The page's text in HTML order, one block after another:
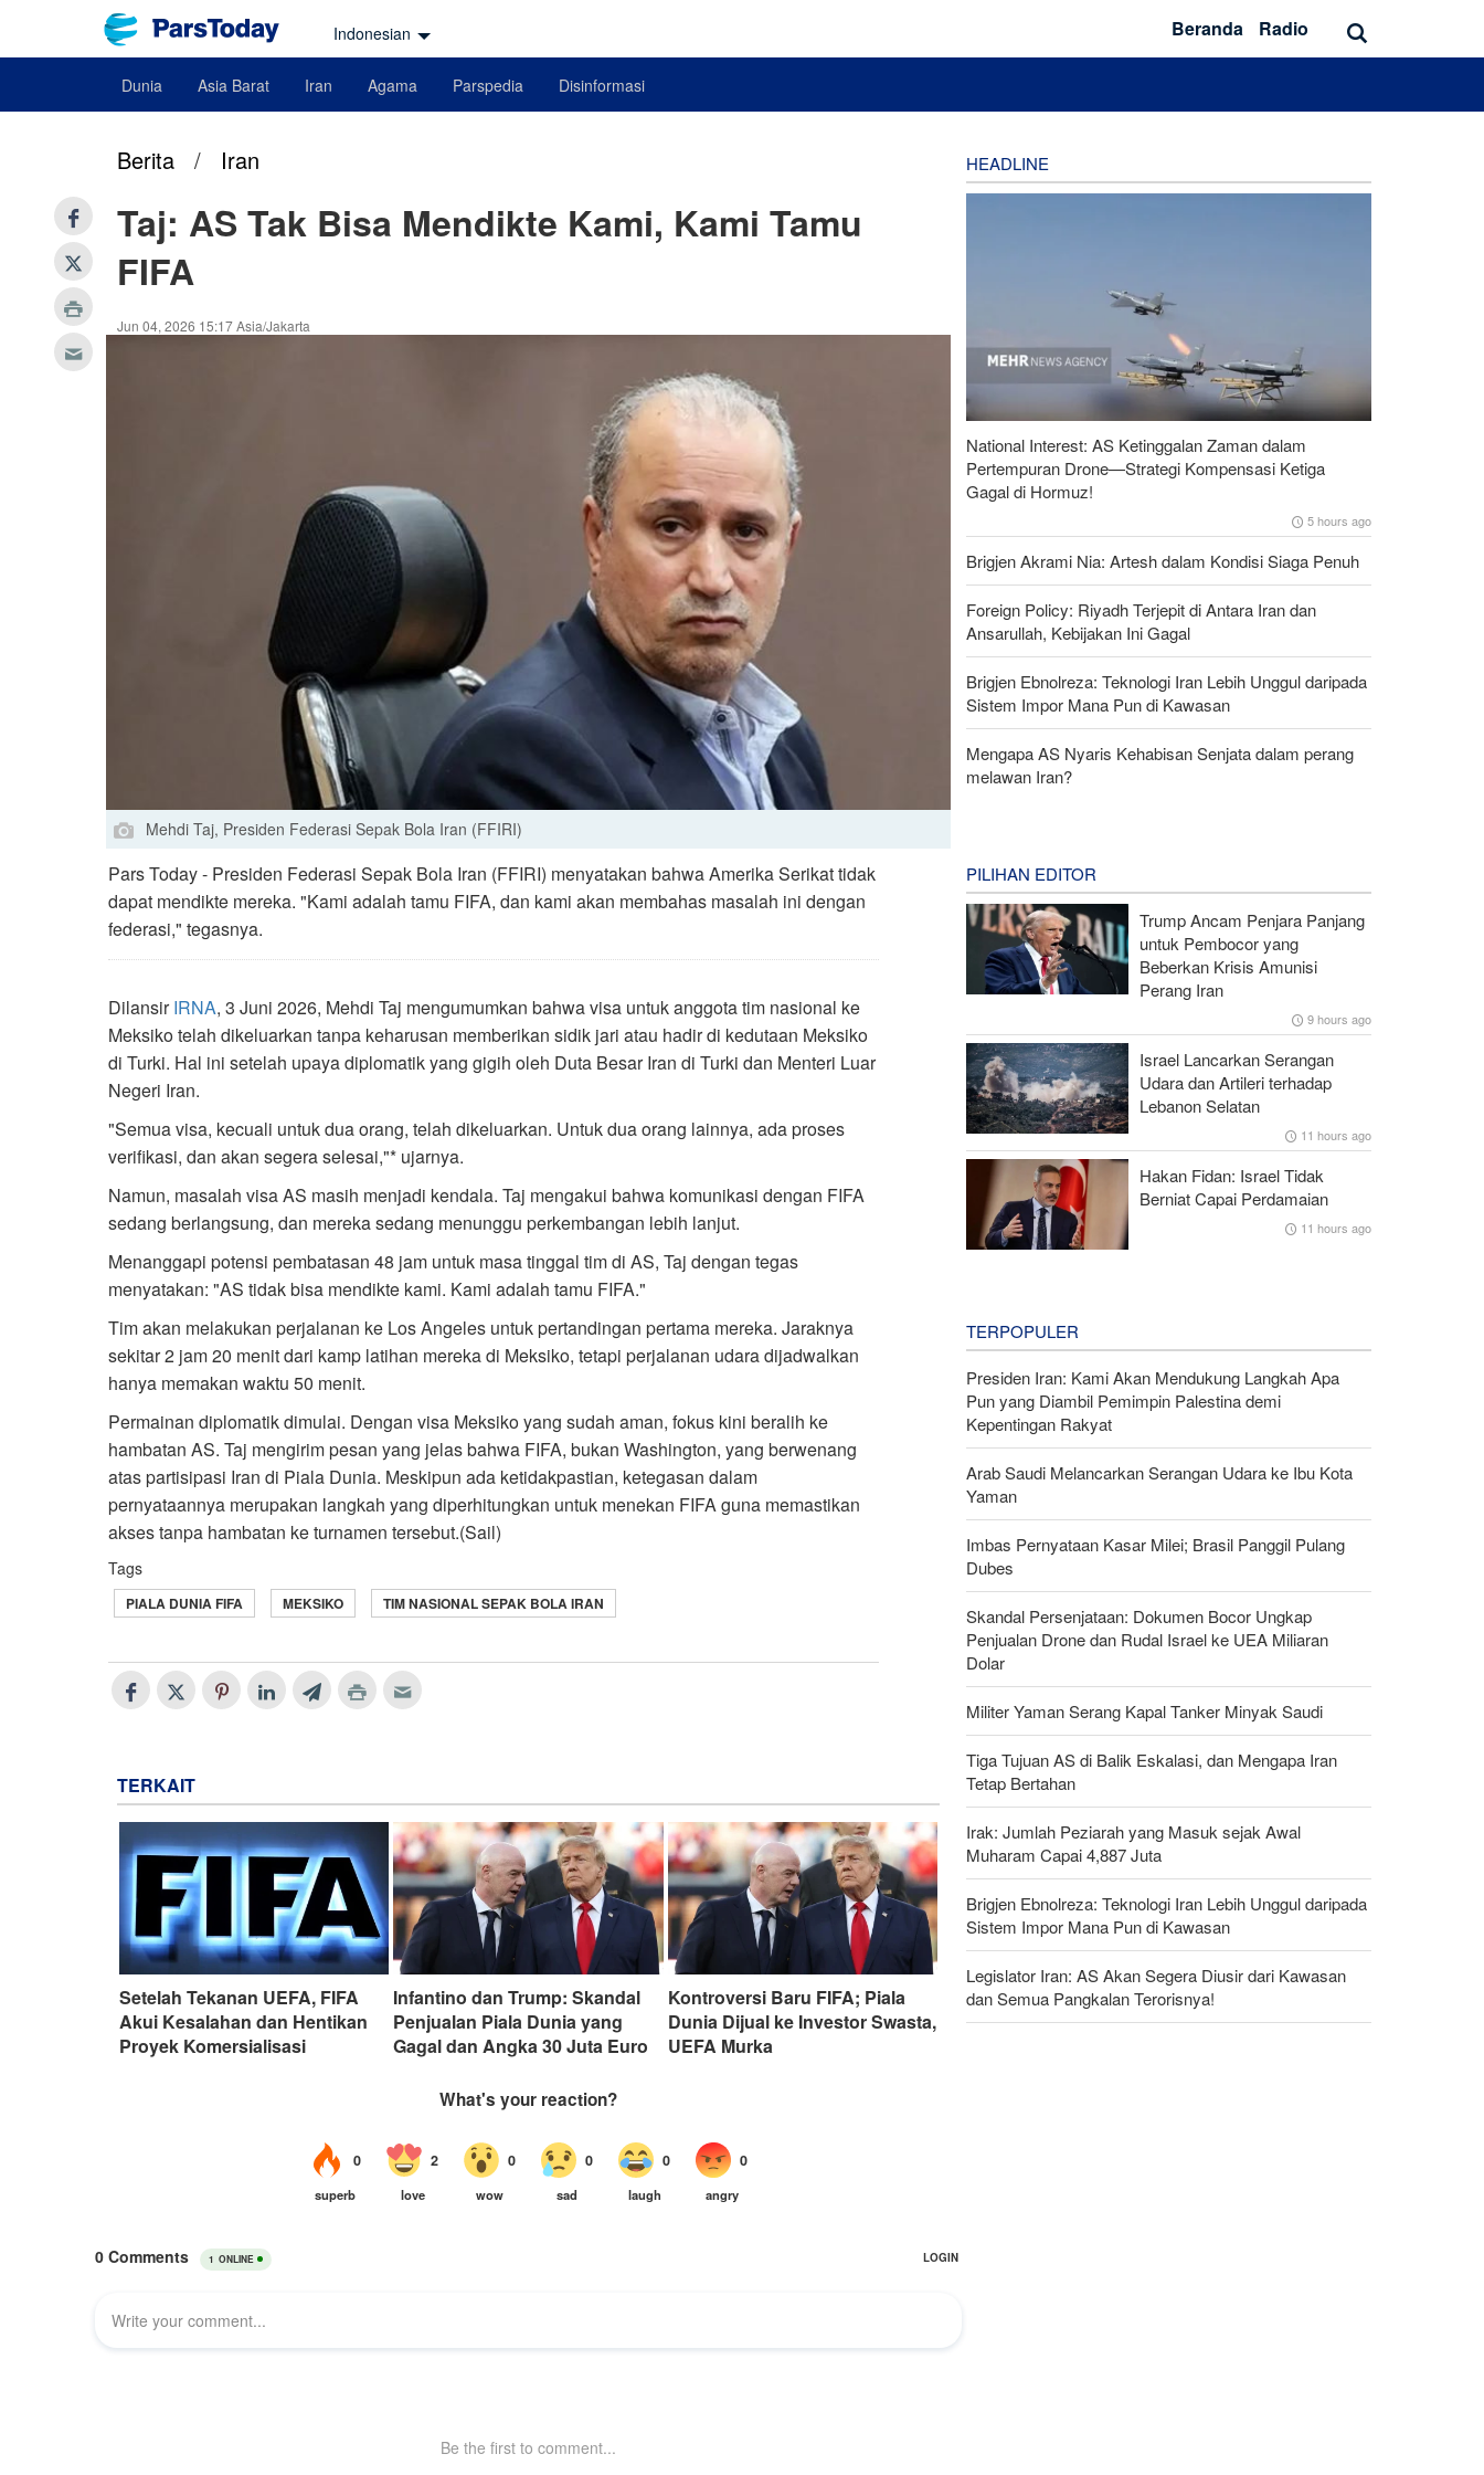
Indonesian Beranda Radio
Dunia Asia Barat Iran Agama Parspedia Disinformasi
Berita / Iran
Taj: AS Tak Bisa Mendikte Kami, Kami Tamu
FIFA
Jun 04, 2026 15:17 Asia/Jakarta
Mehdi Taj, Presiden Federasi Sepak Bola Iran (FFIRI)
Pars Today - Presiden Federasi Sepak Bola Iran (FFIRI) menyatakan bahwa Amerika Serikat tidak
dapat mendikte mereka. "Kami adalah tamu FIFA, dan kami akan membahas masalah ini dengan
federasi," tegasnya.
DilansirIRNA, 3 Juni 2026, Mehdi Taj mengumumkan bahwa visa untuk anggota tim nasional ke
Meksiko telah dikeluarkan tanpa keharusan memberikan sidik jari atau hadir di kedutaan Meksiko
di Turki. Hal ini setelah upaya diplomatik yang gigih oleh Duta Besar Iran di Turki dan Menteri Luar
Negeri Iran.
"Semua visa, kecuali untuk dua orang, telah dikeluarkan. Untuk dua orang lainnya, ada proses
verifikasi, dan akan segera selesai,"* ujarnya.
Namun, masalah visa AS masih menjadi kendala. Taj mengakui bahwa komunikasi dengan FIFA
sedang berlangsung, dan mereka sedang menunggu perkembangan lebih lanjut.
Menanggapi potensi pembatasan 48 jam untuk masa tinggal tim di AS, Taj dengan tegas
menyatakan: "AS tidak bisa mendikte kami. Kami adalah tamu FIFA."
Tim akan melakukan perjalanan ke Los Angeles untuk pertandingan pertama mereka. Jaraknya
sekitar 2 jam 20 menit dari kamp latihan mereka di Meksiko, tetapi perjalanan udara dijadwalkan
hanya memakan waktu 50 menit.
Permainan diplomatik dimulai. Dengan visa Meksiko yang sudah aman, fokus kini beralih ke
hambatan AS. Taj mengirim pesan yang jelas bahwa FIFA, bukan Washington, yang berwenang
atas partisipasi Iran di Piala Dunia. Meskipun ada ketidakpastian, ketegasan dalam
pernyataannya merupakan langkah yang diperhitungkan untuk menekan FIFA guna memastikan
akses tanpa hambatan ke turnamen tersebut.(Sail)
Tags
PIALA DUNIA FIFA MEKSIKO TIM NASIONAL SEPAK BOLA IRAN
TERKAIT
Setelah Tekanan UEFA, FIFA
Akui Kesalahan dan Hentikan
Proyek Komersialisasi
Infantino dan Trump: Skandal
Penjualan Piala Dunia yang
Gagal dan Angka 30 Juta Euro
Kontroversi Baru FIFA; Piala
Dunia Dijual ke Investor Swasta,
UEFA Murka
HEADLINE
National Interest: AS Ketinggalan Zaman dalam
Pertempuran Drone—Strategi Kompensasi Ketiga
Gagal di Hormuz!
5 hours ago
Brigjen Akrami Nia: Artesh dalam Kondisi Siaga Penuh
Foreign Policy: Riyadh Terjepit di Antara Iran dan
Ansarullah, Kebijakan Ini Gagal
Brigjen Ebnolreza: Teknologi Iran Lebih Unggul daripada
Sistem Impor Mana Pun di Kawasan
Mengapa AS Nyaris Kehabisan Senjata dalam perang
melawan Iran?
PILIHAN EDITOR
Trump Ancam Penjara Panjang
untuk Pembocor yang
Beberkan Krisis Amunisi
Perang Iran
9 hours ago
Israel Lancarkan Serangan
Udara dan Artileri terhadap
Lebanon Selatan
11 hours ago
Hakan Fidan: Israel Tidak
Berniat Capai Perdamaian
11 hours ago
TERPOPULER
Presiden Iran: Kami Akan Mendukung Langkah Apa
Pun yang Diambil Pemimpin Palestina demi
Kepentingan Rakyat
Arab Saudi Melancarkan Serangan Udara ke Ibu Kota
Yaman
Imbas Pernyataan Kasar Milei; Brasil Panggil Pulang
Dubes
Skandal Persenjataan: Dokumen Bocor Ungkap
Penjualan Drone dan Rudal Israel ke UEA Miliaran
Dolar
Militer Yaman Serang Kapal Tanker Minyak Saudi
Tiga Tujuan AS di Balik Eskalasi, dan Mengapa Iran
Tetap Bertahan
Irak: Jumlah Peziarah yang Masuk sejak Awal
Muharam Capai 4,887 Juta
Brigjen Ebnolreza: Teknologi Iran Lebih Unggul daripada
Sistem Impor Mana Pun di Kawasan
Legislator Iran: AS Akan Segera Diusir dari Kawasan
dan Semua Pangkalan Terorisnya!